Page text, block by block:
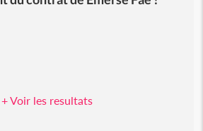
+ Voir les resultats